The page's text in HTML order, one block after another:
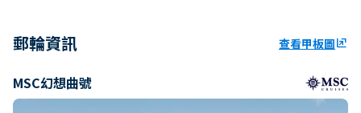
郵輪資訊 查看甲板圖ungroup
MSC幻想曲號